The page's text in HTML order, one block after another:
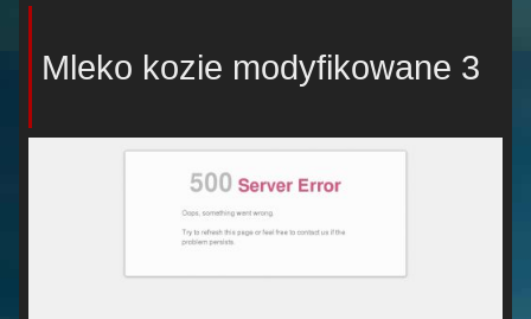
Mleko kozie modyfikowane 3